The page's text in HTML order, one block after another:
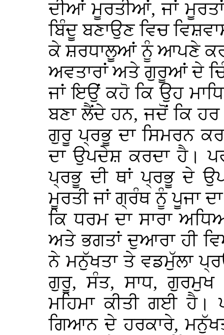
ਦੀਆਂ ਮੂਰਤੀਆਂ, ਜਾਂ
ਬਿੰਦੂ ਬਣਾਉਣ ਵਿਚ
ਕੇ ਸ਼ਰਧਾਲੂਆਂ ਨੂੰ ਆਪਣੇ
ਅਵਤਾਰਾਂ ਅਤੇ ਗੁਰੂਆਂ ਦੇ
ਜਾਂ ਇਉਂ ਕਹੋ ਕਿ ਉਹ
ਬਣਾ ਲੈਂਦੇ ਹਨ, ਜਦੋਂ ਕਿ
ਗੁਰੂ ਪ੍ਰਭੂ ਦਾ ਸਿਮਰਨ
ਦਾ ਉਪਦੇਸ਼ ਕਰਦਾ ਹੈ।
ਪ੍ਰਭੂ ਦੀ ਥਾਂ ਪ੍ਰਭੂ ਦੇ
ਮੂਰਤੀ ਜਾਂ ਗ੍ਰੰਥ ਨੂੰ ਪੂਜਾ
ਕਿ ਧਰਮ ਦਾ ਸਾਰਾ
ਅਤੇ ਭਗਤਾਂ ਦੁਆਰਾ ਹੀ
ਨੇ ਮਨੁੱਖਤਾ ਤੇ ਵਡਮੁੱਲਾ
ਗੁਰੂ, ਸੰਤ, ਸਾਧ,
ਮਹਿਮਾ ਕੀਤੀ ਗਈ
ਗਿਆਨ ਦੇ ਹਰਕਾਰੇ,